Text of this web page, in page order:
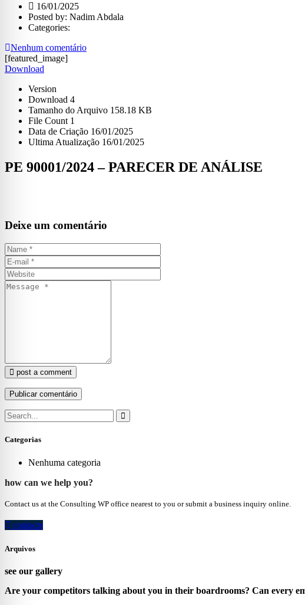
16/01/2025
Posted by: Nadim Abdala
Categories:
Nenhum comentário
[featured_image]
Download
Version
Download 4
Tamanho do Arquivo 158.18 KB
File Count 1
Data de Criação 16/01/2025
Ultima Atualização 16/01/2025
PE 90001/2024 – PARECER DE ANÁLISE
Deixe um comentário
post a comment
Categorias
Nenhuma categoria
how can we help you?
Contact us at the Consulting WP office nearest to you or submit a business inquiry online.
contacts
Arquivos
see our gallery
Are your competitors talking about you in their boardrooms? Can every